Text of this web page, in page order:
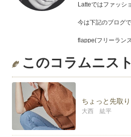
Latteではファッシ
今は下記のブログ
flappe(フリーラン
ぐーぱん(ファッシ
http://gu-pan.com/
コラム配信のお知
このコラムニス
ちょっと先取
大西 紘平